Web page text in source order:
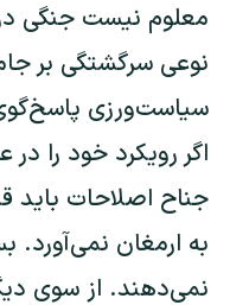
معلوم نیست جنگی
نوعی سرگشتگی بر
سیاست‌ورزی پاسخ‌گوی
اگر رویکرد خود را
جناح اصلاحات باید
به ارمغان نمی‌آورد.
نمی‌دهند. از سوی